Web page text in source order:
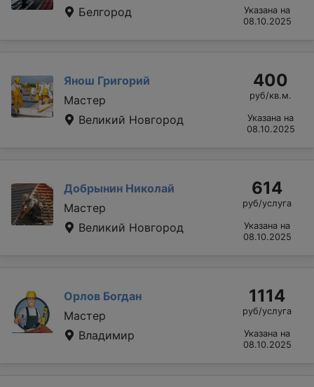
Белгород
Указана на
08.10.2025
Янош Григорий
Мастер
Великий Новгород
400
руб/кв.м.
Указана на
08.10.2025
Добрынин Николай
Мастер
Великий Новгород
614
руб/услуга
Указана на
08.10.2025
Орлов Богдан
Мастер
Владимир
1114
руб/услуга
Указана на
08.10.2025